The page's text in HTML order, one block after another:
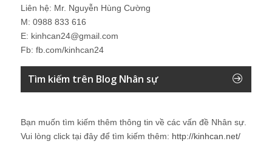
Liên hệ: Mr. Nguyễn Hùng Cường
M: 0988 833 616
E: kinhcan24@gmail.com
Fb: fb.com/kinhcan24
Tìm kiếm trên Blog Nhân sự
Bạn muốn tìm kiếm thêm thông tin về các vấn đề Nhân sự
Vui lòng click tại đây để tìm kiếm thêm: http://kinhcan.net/